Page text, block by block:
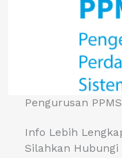
Pengurusan
Info Lebih
Silahkan Hubungi